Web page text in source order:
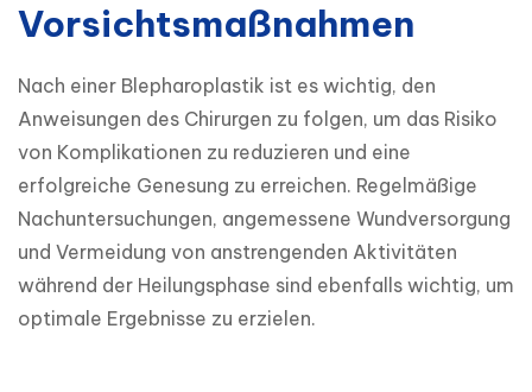
Vorsichtsmaßnahmen
Nach einer Blepharoplastik ist es wichtig, den
Anweisungen des Chirurgen zu folgen, um das Risiko
von Komplikationen zu reduzieren und eine
erfolgreiche Genesung zu erreichen. Regelmäßige
Nachuntersuchungen, angemessene Wundversorgung
und Vermeidung von anstrengenden Aktivitäten
während der Heilungsphase sind ebenfalls wichtig, um
optimale Ergebnisse zu erzielen.